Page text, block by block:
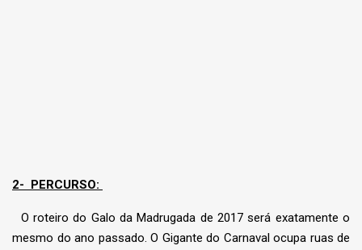
2- PERCURSO:
O roteiro do Galo da Madrugada de 2017 será exatamente o
mesmo do ano passado. O Gigante do Carnaval ocupa ruas de